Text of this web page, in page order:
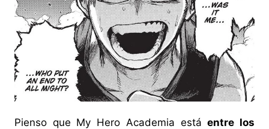
Pienso que My Hero Academia estáentre los